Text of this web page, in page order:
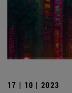
17 | 10 | 2023